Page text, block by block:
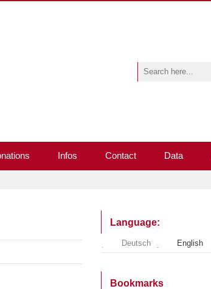
Infos Contact Data
Language:
Deutsch English
Bookmarks